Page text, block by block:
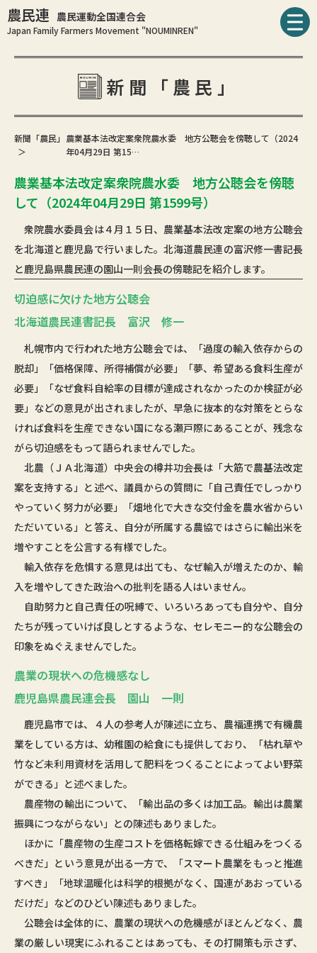
農民連 農民運動全国連合会
Japan Family Farmers Movement "NOUMINREN"
新聞「農民」
新聞「農民」 農業基本法改定案衆院農水委 地方公聴会を傍聴して（2024
年04月29日 第15…
農業基本法改定案衆院農水委 地方公聴会を傍聴
して（2024年04月29日 第1599号）
衆院農水委員会は４月１５日、農業基本法改定案の地方公聴会
を北海道と鹿児島で行いました。北海道農民連の富沢修一書記長
と鹿児島県農民連の園山一則会長の傍聴記を紹介します。
切迫感に欠けた地方公聴会
北海道農民連書記長 富沢 修一
札幌市内で行われた地方公聴会では、「過度の輸入依存からの
脱却」「価格保障、所得補償が必要」「夢、希望ある食料生産が
必要」「なぜ食料自給率の目標が達成されなかったのか検証が必
要」などの意見が出されましたが、早急に抜本的な対策をとらな
ければ食料を生産できない国になる瀬戸際にあることが、残念な
がら切迫感をもって語られませんでした。
北農（ＪＡ北海道）中央会の樽井功会長は「大筋で農基法改定
案を支持する」と述べ、議員からの質問に「自己責任でしっかり
やっていく努力が必要」「畑地化で大きな交付金を農水省からい
ただいている」と答え、自分が所属する農協ではさらに輸出米を
増やすことを公言する有様でした。
輸入依存を危惧する意見は出ても、なぜ輸入が増えたのか、輸
入を増やしてきた政治への批判を語る人はいません。
自助努力と自己責任の呪縛で、いろいろあっても自分や、自分
たちが残っていけば良しとするような、セレモニー的な公聴会の
印象をぬぐえませんでした。
農業の現状への危機感なし
鹿児島県農民連会長 園山 一則
鹿児島市では、４人の参考人が陳述に立ち、農福連携で有機農
業をしている方は、幼稚園の給食にも提供しており、「枯れ草や
竹など未利用資材を活用して肥料をつくることによってよい野菜
ができる」と述べました。
農産物の輸出について、「輸出品の多くは加工品。輸出は農業
振興につながらない」との陳述もありました。
ほかに「農産物の生産コストを価格転嫁できる仕組みをつくる
べきだ」という意見が出る一方で、「スマート農業をもっと推進
すべき」「地球温暖化は科学的根拠がなく、国連があおっている
だけだ」などのひどい陳述もありました。
公聴会は全体的に、農業の現状への危機感がほとんどなく、農
業の厳しい現実にふれることはあっても、その打開策も示さず、